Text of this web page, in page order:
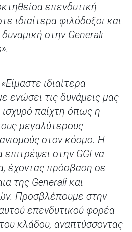
επενδυτική
ιδιαίτερα φιλόδοξοι και
στην Generali
«Είμαστε ιδιαίτερα
ενώσει τις δυνάμεις μας
παίχτη όπως η
μεγαλύτερους
στον κόσμο. Η
στην GGI να
έχοντας πρόσβαση σε
της Generali και
Προσβλέπουμε στην
επενδυτικού φορέα
κλάδου, αναπτύσσοντας